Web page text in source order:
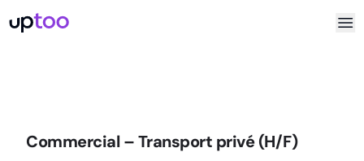
Commercial – Transport privé (H/F)